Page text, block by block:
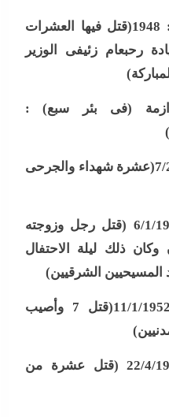
مجزرة وادى شوباش : 1948(قتل فيها العشرات
رحبعام زئيفى الوزير
)
(فى بئر سبع) :
)
مجزرة شرفات : 7/2/1951(عشرة شهداء والجرحى
مجزرة بيت لحم : 6/1/1952 (قتل رجل وزوجته
ذلك ليلة الاحتفال
المسيحيين الشرقيين)
مجزرة بيت جالا : 11/1/1952(قتل 7 وأصيب
)
مجزرة القدس : 22/4/1953 (قتل عشرة من